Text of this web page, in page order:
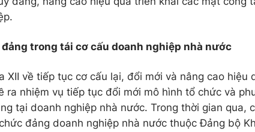
trong tái cơ cấu doanh nghiệp nhà nước
XII về tiếp tục cơ cấu lại, đổi mới và nâng cao hiệu
ra nhiệm vụ tiếp tục đổi mới mô hình tổ chức và
tại doanh nghiệp nhà nước. Trong thời gian qua,
đảng doanh nghiệp nhà nước thuộc Đảng bộ